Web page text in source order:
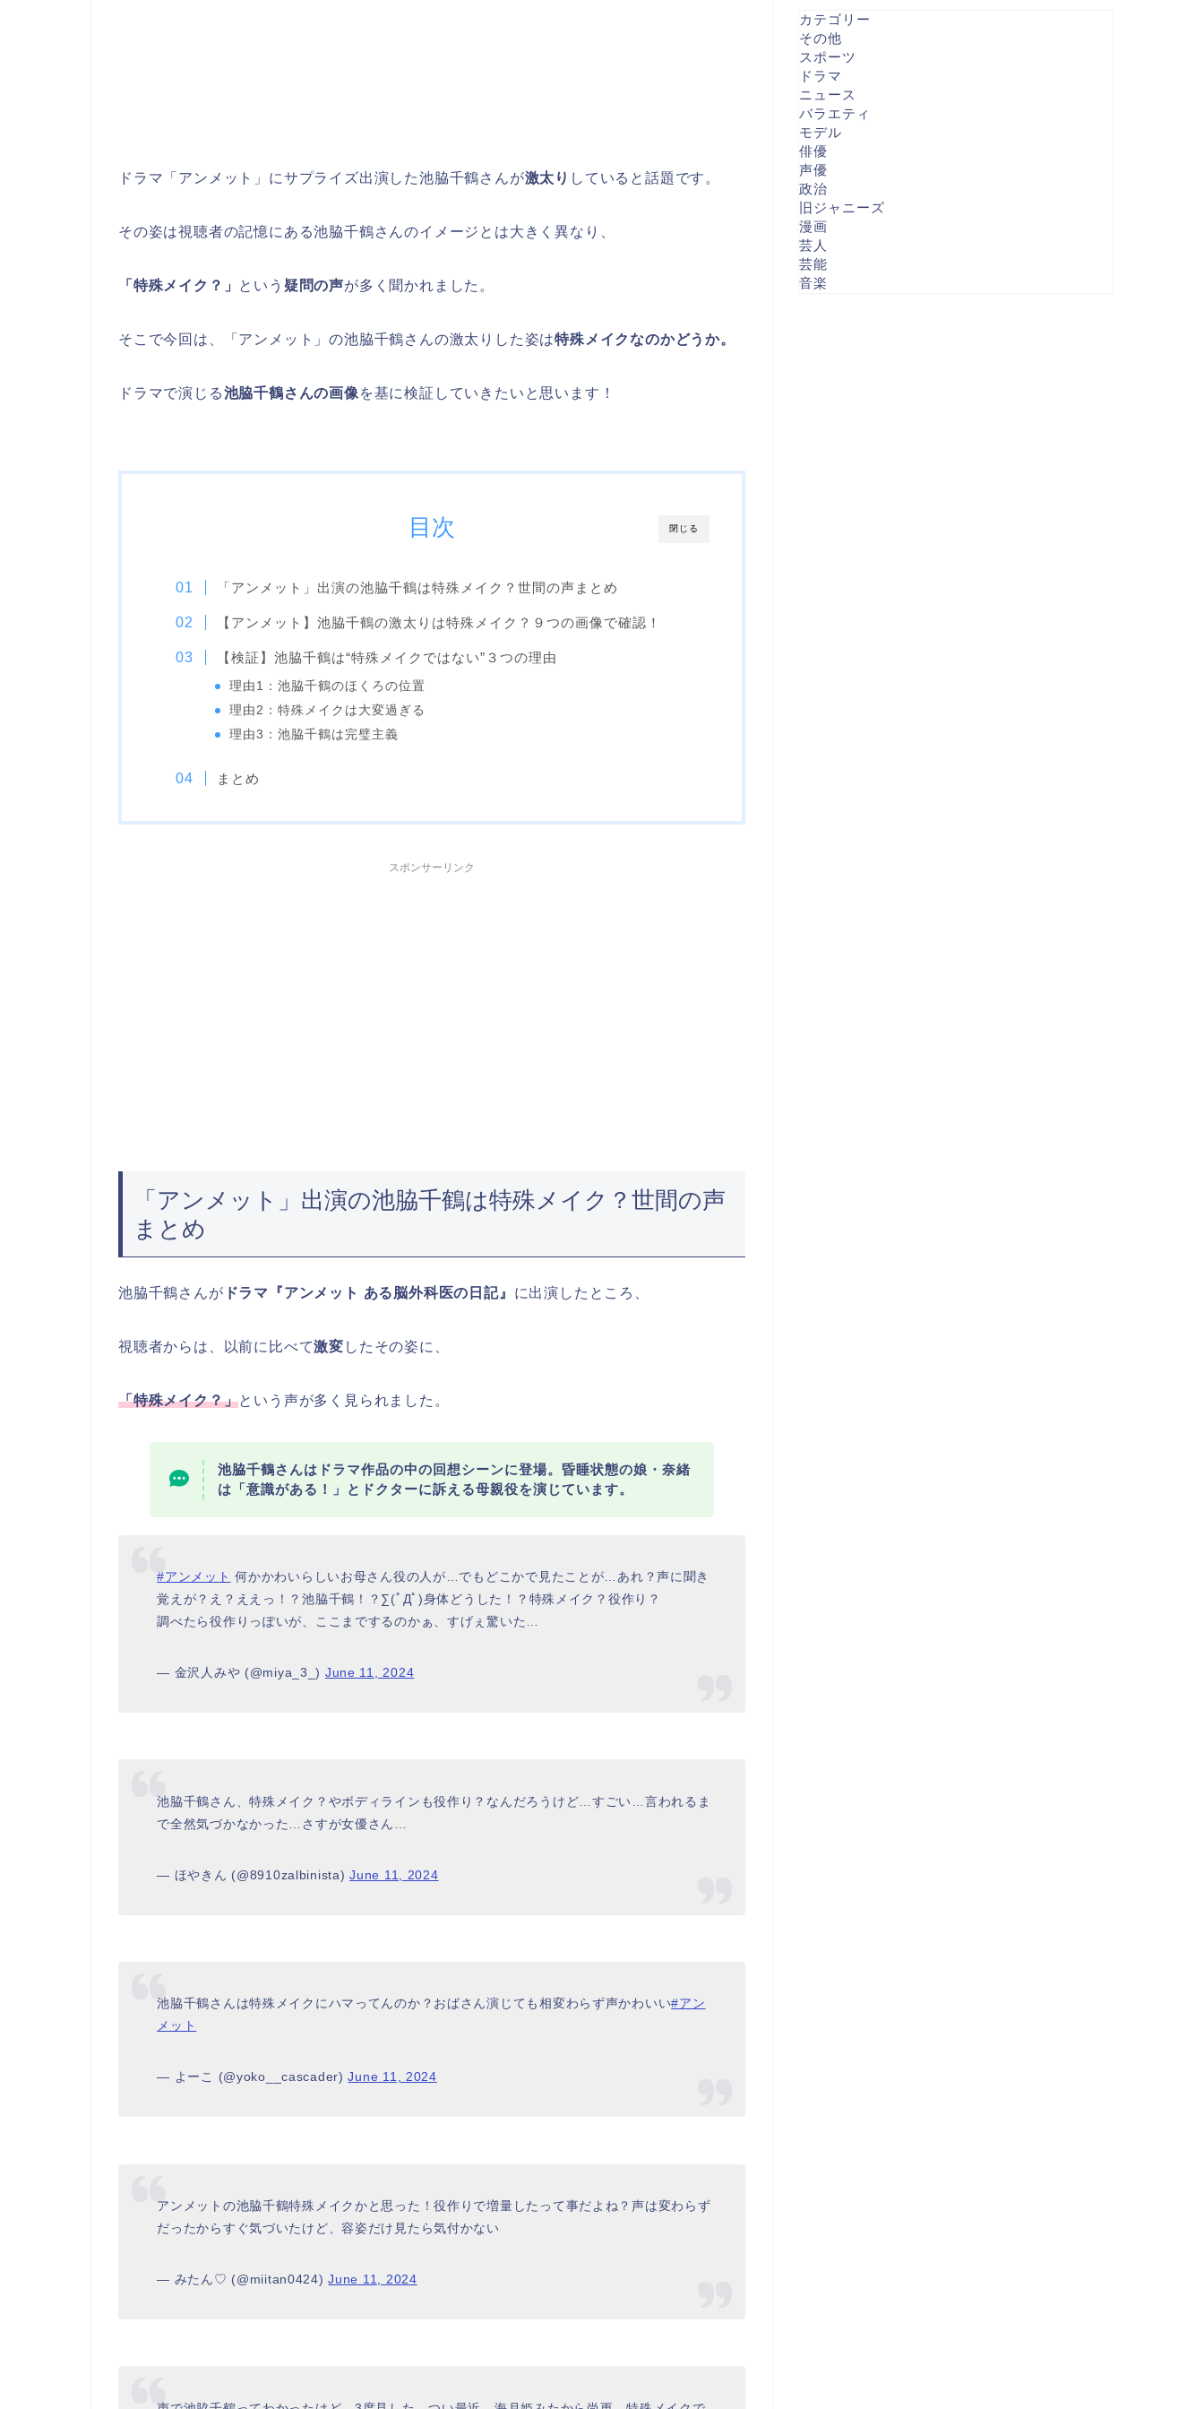
ドラマ「アンメット」にサプライズ出演した池脇千鶴さんが激太り していると話題です。
その姿は視聴者の記憶にある池脇千鶴さんのイメージとは大きく異なり、
「特殊メイク？」 という 疑問の声が多く聞かれました。
そこで今回は、「アンメット」の池脇千鶴さんの激太りした姿は特殊メイクなのかどうか。
ドラマで演じる池脇千鶴さんの画像 を基に検証していきたいと思います！
閉じる
目次
「アンメット」出演の池脇千鶴は特殊メイク？世間の声まとめ
【アンメット】池脇千鶴の激太りは特殊メイク？９つの画像で確認！
【検証】池脇千鶴は“特殊メイクではない”３つの理由
理由1：池脇千鶴のほくろの位置
理由2：特殊メイクは大変過ぎる
理由3：池脇千鶴は完璧主義
まとめ
スポンサーリンク
「アンメット」出演の池脇千鶴は特殊メイク？世間の声
まとめ
池脇千鶴さんが ドラマ『アンメット ある脳外科医の日記』 に出演したところ、
視聴者からは、以前に比べて激変 したその姿に、
「特殊メイク？」という声が多く見られました。
池脇千鶴さんはドラマ作品の中の回想シーンに登場。昏睡状態の娘・奈緒
は「意識がある！」とドクターに訴える母親役を演じています。
#アンメット 何かかわいらしいお母さん役の人が…でもどこかで見たことが…あれ？声に聞き
覚えが？え？ええっ！？池脇千鶴！？∑(ﾟДﾟ)身体どうした！？特殊メイク？役作り？
調べたら役作りっぽいが、ここまでするのかぁ、すげぇ驚いた…
— 金沢人みや (@miya_3_) June 11, 2024
池脇千鶴さん、特殊メイク？やボディラインも役作り？なんだろうけど…すごい…言われるま
で全然気づかなかった…さすが女優さん…
— ほやきん (@8910zalbinista)June 11, 2024
池脇千鶴さんは特殊メイクにハマってんのか？おばさん演じても相変わらず声かわいい#アン
メット
— よーこ (@yoko__cascader)June 11, 2024
アンメットの池脇千鶴特殊メイクかと思った！役作りで増量したって事だよね？声は変わらず
だったからすぐ気づいたけど、容姿だけ見たら気付かない
— みたん♡ (@miitan0424)June 11, 2024
カテゴリー
その他
スポーツ
ドラマ
ニュース
バラエティ
モデル
俳優
声優
政治
旧ジャニーズ
漫画
芸人
芸能
音楽